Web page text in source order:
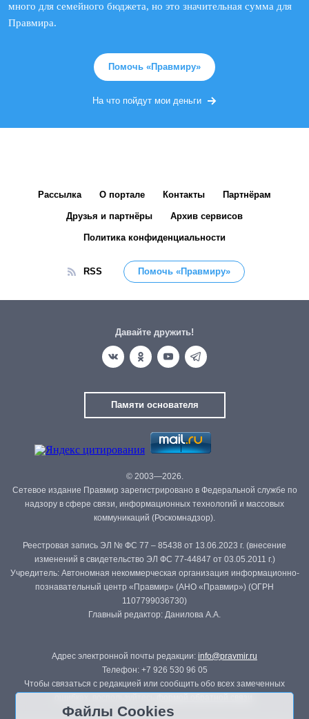
много для семейного бюджета, но это значительная сумма для
Правмира.
Помочь «Правмиру»
На что пойдут мои деньги
Рассылка О портале Контакты Партнёрам
Друзья и партнёры Архив сервисов
Политика конфиденциальности
RSS Помочь «Правмиру»
Давайте дружить!
Памяти основателя
© 2003—2026.
Сетевое издание Правмир зарегистрировано в Федеральной службе по
надзору в сфере связи, информационных технологий и массовых
коммуникаций (Роскомнадзор).
Реестровая запись ЭЛ № ФС 77 – 85438 от 13.06.2023 г. (внесение
изменений в свидетельство ЭЛ ФС 77-44847 от 03.05.2011 г.)
Учредитель: Автономная некоммерческая организация информационно-
познавательный центр «Правмир» (АНО «Правмир») (ОГРН
1107799036730)
Главный редактор: Данилова А.А.
Адрес электронной почты редакции: info@pravmir.ru
Телефон: +7 926 530 96 05
Чтобы связаться с редакцией или сообщить обо всех замеченных
Файлы Cookies